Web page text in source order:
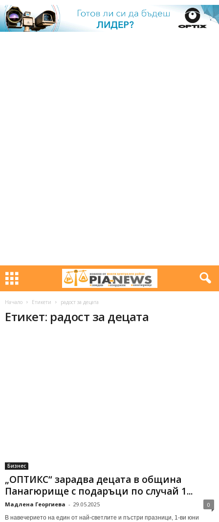
Начало Етикети радост за децата
Етикет: радост за децата
Бизнес
„ОПТИКС“ зарадва децата в община
Панагюрище с подаръци по случай 1...
Мадлена Георгиева - 29.05.2025 0
В навечерието на един от най-светлите и пъстри празници, 1-ви юни